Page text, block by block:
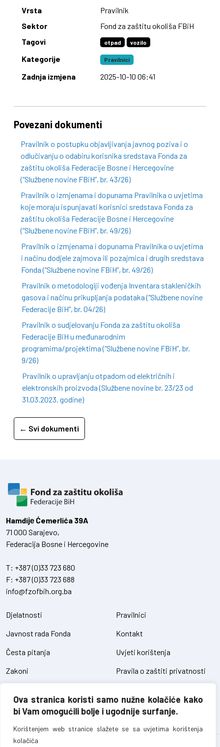
Ova stranica koristi samo nužne kolačiće kako
bi Vam omogućili bolje i ugodnije surfanje.
Korištenjem web stranice slažete se sa uvjetima korištenja
kolačića
Vrsta
Pravilnik
Sektor
Fond za zaštitu okoliša FBiH
Tagovi
otpad vozilo
Kategorije Pravilnici
Zadnja izmjena 2025-10-10 06:41
Povezani dokumenti
Pravilnik o postupku objavljivanja javnog poziva i o
odlučivanju o odabiru korisnika sredstava Fonda za
zaštitu okoliša Federacije Bosne i Hercegovine
(“Službene novine FBiH”, br. 43/26)
Pravilnik o izmjenama i dopunama Pravilnika o uvjetima
koje moraju ispunjavati korisnici sredstava Fonda za
zaštitu okoliša Federacije Bosne i Hercegovine
(“Službene novine FBiH”, br. 49/26)
Pravilnik o izmjenama i dopunama Pravilnika o uvjetima
i načinu dodjele zajmova ili pozajmica i drugih sredstava
Fonda (“Službene novine FBiH”, br. 49/26)
Pravilnik o metodologiji vođenja Inventara stakleničkih
gasova i načinu prikupljanja podataka (“Službene novine
Federacije BiH”, br. 04/26)
Pravilnik o sudjelovanju Fonda za zaštitu okoliša
Federacije BiH u međunarodnim
programima/projektima (“Službene novine FBiH”, br.
9/26)
Pravilnik o upravljanju otpadom od električnih i
elektronskih proizvoda (Službene novine br. 23/23 od
31.03.2023. godine)
← Svi dokumenti
Hamdiје Ćemerlića 39A
71 000 Sarajevo,
Federacija Bosne i Hercegovine
T: +387 (0)33 723 680
F: +387 (0)33 723 688
info@fzofbih.org.ba
Djelatnosti
Javnost rada Fonda
Česta pitanja
Zakoni
Pravilnici
Kontakt
Uvjeti korištenja
Pravila o zaštiti privatnosti
Pristup informacijama